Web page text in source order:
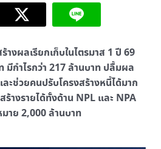
งผลเรียกเก็บในไตรมาส 1 ปี 69
มีกำไรกว่า 217 ล้านบาท ปลื้มผล
ช่วยคนปรับโครงสร้างหนี้ได้มาก
ร้างรายได้ทั้งด้าน NPL และ NPA
มาย 2,000 ล้านบาท